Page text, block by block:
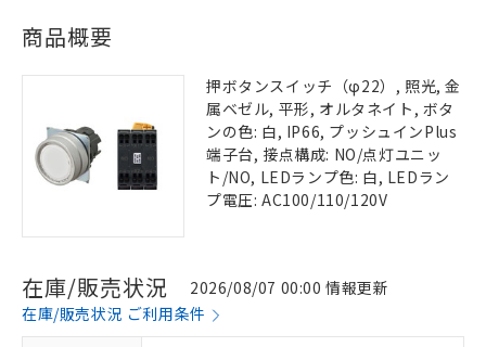
商品概要
押ボタンスイッチ（φ22）, 照光, 金
属ベゼル, 平形, オルタネイト, ボタ
ンの色: 白, IP66, プッシュインPlus
端子台, 接点構成: NO/点灯ユニッ
ト/NO, LEDランプ色: 白, LEDラン
プ電圧: AC100/110/120V
在庫/販売状況
2026/08/07 00:00 情報更新
在庫/販売状況 ご利用条件